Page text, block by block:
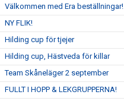
Välkommen med Era beställningar!
NY FLIK!
Hilding cup för tjejer
Hilding cup, Hästveda för killar
Team Skåneläger 2 september
FULLT I HOPP & LEKGRUPPERNA!